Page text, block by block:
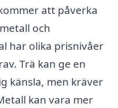
att påverka
och
har olika prisnivåer
Trä kan ge en
känsla, men kräver
kan vara mer